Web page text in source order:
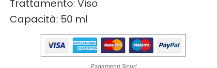
Trattamento: Viso
Capacità: 50 ml
Pagamenti Sicuri